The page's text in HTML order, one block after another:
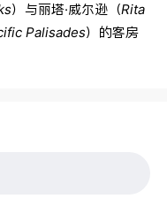
）与丽塔·威尔逊（Rita
Palisades）的客房